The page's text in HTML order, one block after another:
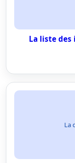
La liste
La